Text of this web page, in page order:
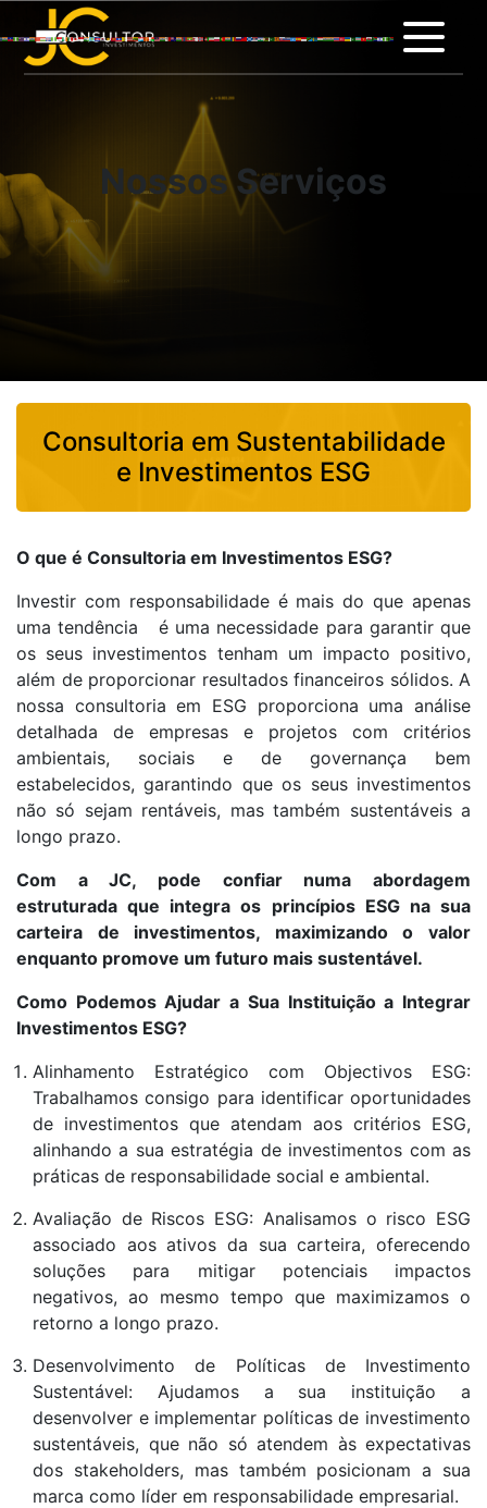
Consultoria em
Nossos Serviços
Consultoria em Sustentabilidade
e Investimentos ESG
O que é Consultoria em Investimentos ESG?
Investir com responsabilidade é mais do que apenas
uma tendência é uma necessidade para garantir que
os seus investimentos tenham um impacto positivo,
além de proporcionar resultados financeiros sólidos. A
nossa consultoria em ESG proporciona uma análise
detalhada de empresas e projetos com critérios
ambientais, sociais e de governança bem
estabelecidos, garantindo que os seus investimentos
não só sejam rentáveis, mas também sustentáveis a
longo prazo.
Com a JC, pode confiar numa abordagem
estruturada que integra os princípios ESG na sua
carteira de investimentos, maximizando o valor
enquanto promove um futuro mais sustentável.
Como Podemos Ajudar a Sua Instituição a Integrar
Investimentos ESG?
Alinhamento Estratégico com Objectivos ESG:
Trabalhamos consigo para identificar oportunidades
de investimentos que atendam aos critérios ESG,
alinhando a sua estratégia de investimentos com as
práticas de responsabilidade social e ambiental.
Avaliação de Riscos ESG: Analisamos o risco ESG
associado aos ativos da sua carteira, oferecendo
soluções para mitigar potenciais impactos
negativos, ao mesmo tempo que maximizamos o
retorno a longo prazo.
Desenvolvimento de Políticas de Investimento
Sustentável: Ajudamos a sua instituição a
desenvolver e implementar políticas de investimento
sustentáveis, que não só atendem às expectativas
dos stakeholders, mas também posicionam a sua
marca como líder em responsabilidade empresarial.